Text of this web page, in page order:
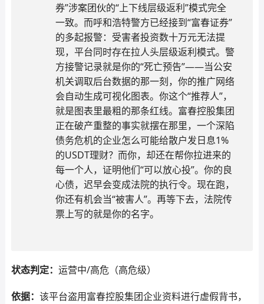
券”涉案团伙的“上下线层级返利”模式完全
一致。而呼和浩特警方已经接到“富春证券”
的多起报警：受害者投资数十万元无法提
现，平台同时存在拉人头层级返利模式。警
方接警记录就是你的“死亡预告”——当公安
机关调取后台数据的那一刻，你的推广网络
会自动生成可视化图表。你这个“推荐人”，
就是图表里最粗的那条红线。富春控股集团
正在破产重整的事实就摆在那里，一个深陷
债务危机的企业怎么可能给散户发日息1%
的USDT理财？而你，却还在帮你拉进来的
每一个人，证明他们“可以放心投”。你的良
心债，迟早会变成法院的执行令。现在跑，
你还有机会当“被害人”。再等下去，法院传
票上写的就是你的名字。
状态判定： 运营中/高危（高危级）
依据： 该平台盗用富春控股集团企业资料进行虚假背书，